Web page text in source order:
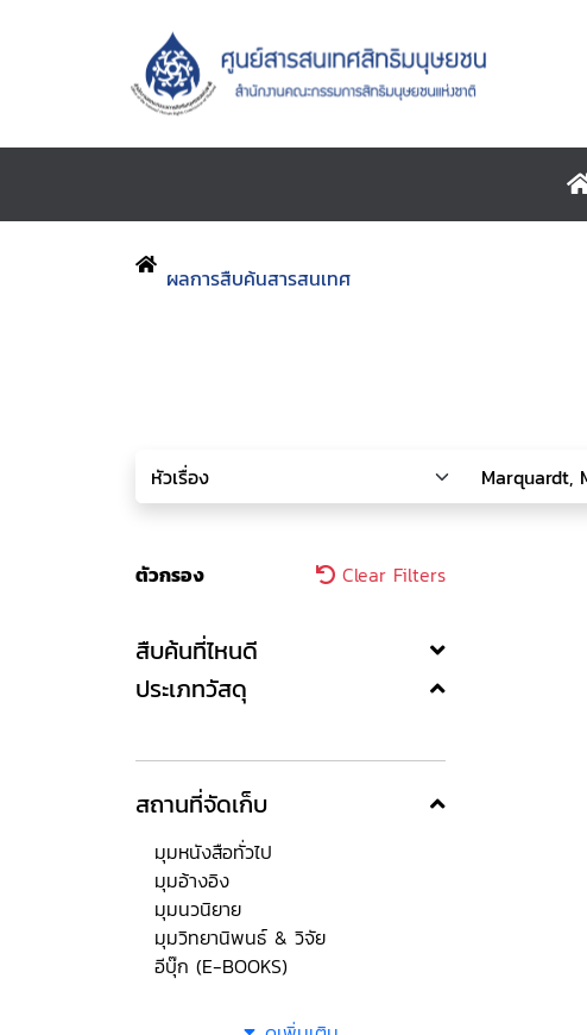
ผลการสืบค้นสารสนเทศ
ตัวกรอง Clear Filters
สืบค้นที่ไหนดี
ประเภทวัสดุ
สถานที่จัดเก็บ
มุมหนังสือทั่วไป
มุมอ้างอิง
มุมนวนิยาย
มุมวิทยานิพนธ์ & วิจัย
อีบุ๊ก (E-BOOKS)